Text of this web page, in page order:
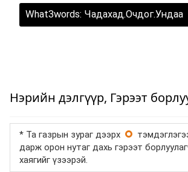
What3words: Чадахад.Очдог.Ундаа
Нэрийн дэлгүүр, Гэрээт
* Та газрын зураг дээрх
дарж орон нутаг дахь гэрээт
хаягийг үзээрэй.